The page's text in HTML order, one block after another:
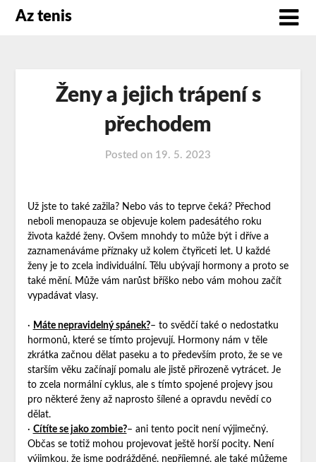
Az tenis
Ženy a jejich trápení s
přechodem
Posted on 19. 5. 2023
Už jste to také zažila? Nebo vás to teprve čeká? Přechod
neboli menopauza se objevuje kolem padesátého roku
života každé ženy. Ovšem mnohdy to může být i dříve a
zaznamenáváme příznaky už kolem čtyřiceti let. U každé
ženy je to zcela individuální. Tělu ubývají hormony a proto se
také mění. Může vám narůst bříško nebo vám mohou začít
vypadávat vlasy.
· Máte nepravidelný spánek?– to svědčí také o nedostatku
hormonů, které se tímto projevují. Hormony nám v těle
zkrátka začnou dělat paseku a to především proto, že se ve
starším věku začínají pomalu ale jistě přirozeně vytrácet. Je
to zcela normální cyklus, ale s tímto spojené projevy jsou
pro některé ženy až naprosto šílené a opravdu nevědí co
dělat.
· Cítíte se jako zombie?– ani tento pocit není výjimečný.
Občas se totiž mohou projevovat ještě horší pocity. Není
výjimkou, že jsme podrážděné, nepříjemné, ale také můžeme